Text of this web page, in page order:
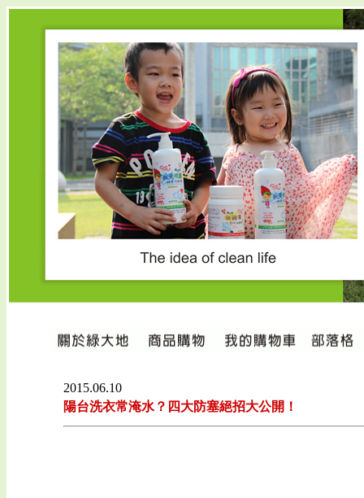
2015.06.10
陽台洗衣常淹水？四大防塞絕招大公開！